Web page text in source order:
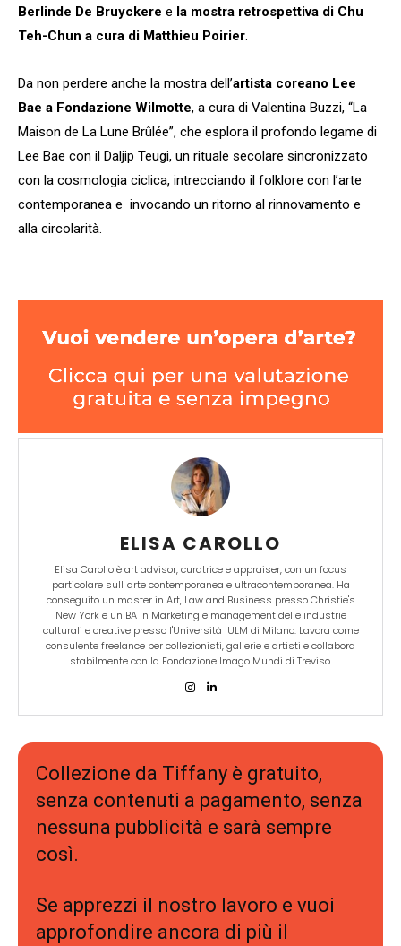
Berlinde De Bruyckere e la mostra retrospettiva di Chu
Teh-Chun a cura di Matthieu Poirier
Da non perdere anche la mostra dell’artista coreano Lee
Bae a Fondazione Wilmotte, a cura di Valentina Buzzi, “La
Maison de La Lune Brûlée”, che esplora il profondo legame di
Lee Bae con il Daljip Teugi, un rituale secolare sincronizzato
con la cosmologia ciclica, intrecciando il folklore con l’arte
contemporanea e invocando un ritorno al rinnovamento e
alla circolarità.
ELISA CAROLLO
Elisa Carollo è art advisor, curatrice e appraiser, con un focus
particolare sull' arte contemporanea e ultracontemporanea. Ha
conseguito un master in Art, Law and Business presso Christie's
New York e un BA in Marketing e management delle industrie
culturali e creative presso l'Università IULM di Milano. Lavora come
consulente freelance per collezionisti, gallerie e artisti e collabora
stabilmente con la Fondazione Imago Mundi di Treviso.
Collezione da Tiffany è gratuito,
senza contenuti a pagamento, senza
nessuna pubblicità e sarà sempre
così.
Se apprezzi il nostro lavoro e vuoi
approfondire ancora di più il